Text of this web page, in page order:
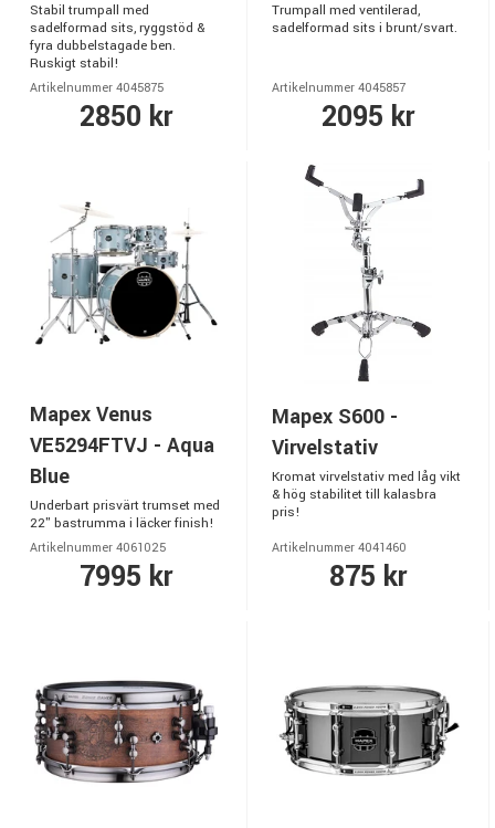
Stabil trumpall med
sadelformad sits, ryggstöd &
fyra dubbelstagade ben.
Ruskigt stabil!
Artikelnummer 4045875
2850 kr
Trumpall med ventilerad,
sadelformad sits i brunt/svart.
Artikelnummer 4045857
2095 kr
Mapex Venus
VE5294FTVJ - Aqua
Blue
Underbart prisvärt trumset med
22" bastrumma i läcker finish!
Artikelnummer 4061025
7995 kr
Mapex S600 -
Virvelstativ
Kromat virvelstativ med låg vikt
& hög stabilitet till kalasbra
pris!
Artikelnummer 4041460
875 kr